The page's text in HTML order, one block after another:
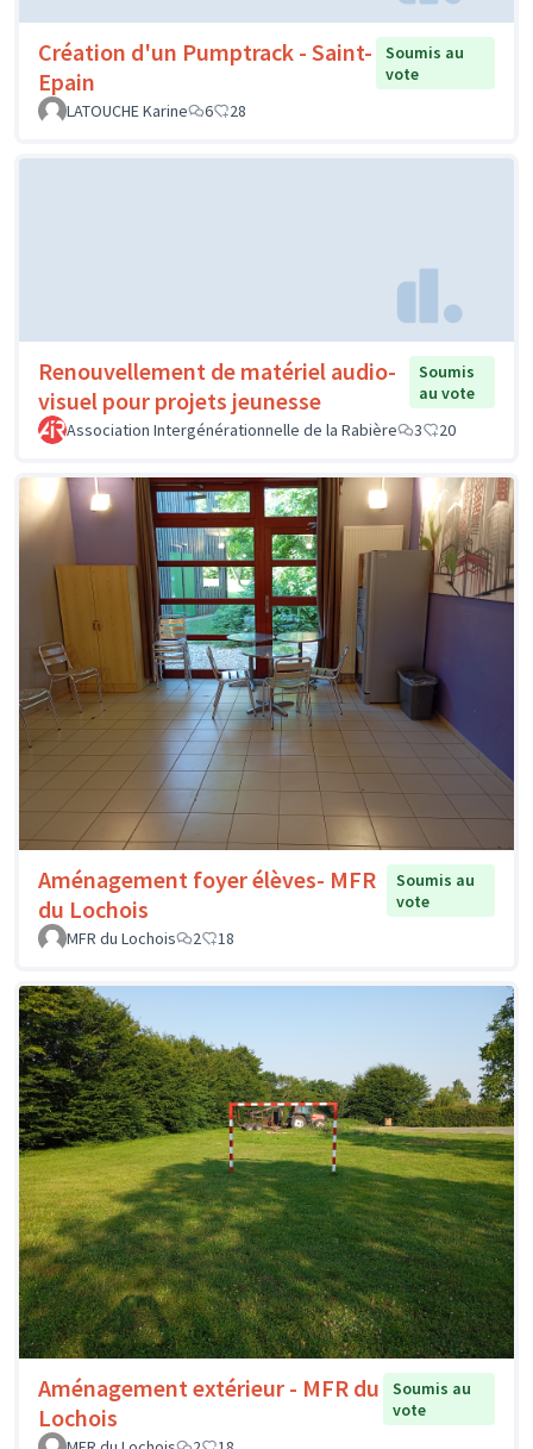
Création d'un Pumptrack - Saint-
Epain
Soumis au
vote
LATOUCHE Karine
6 28
Renouvellement de matériel audio-
visuel pour projets jeunesse
Soumis
au vote
Association Intergénérationnelle de la Rabière
3 20
Aménagement foyer élèves- MFR
du Lochois
Soumis au
vote
MFR du Lochois
2 18
Aménagement extérieur - MFR du
Lochois
Soumis au
vote